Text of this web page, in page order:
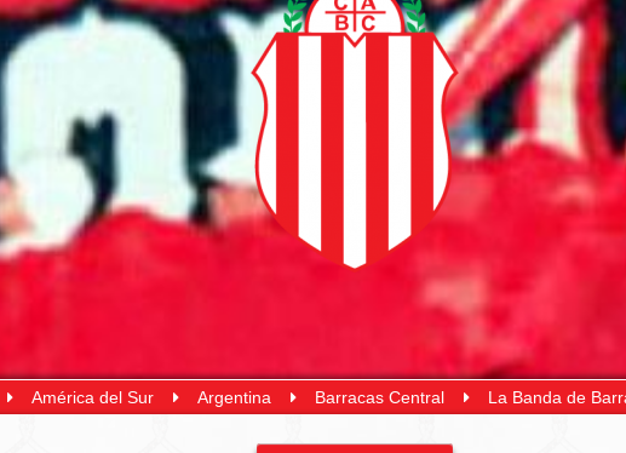
América del Sur Argentina Barracas Central La Banda de